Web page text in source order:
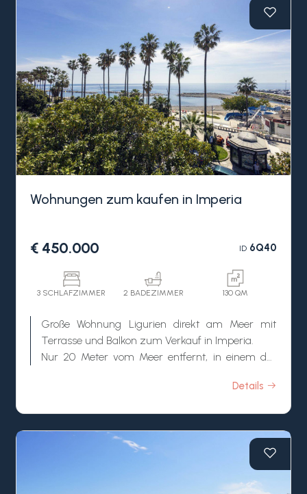
Wohnungen zum kaufen in Imperia
€ 450.000 ID6Q40
3 SCHLAFZIMMER 2 BADEZIMMER 130 QM
Große Wohnung Ligurien direkt am Meer mit
Terrasse und Balkon zum Verkauf in Imperia.
Nur 20 Meter vom Meer entfernt, in einem der
Cuneo" mit den besten Restaurants und „Borgo
Wohnung Ligurien mit Terrasse am Meer zum
Diese zum Verkauf stehende Wohnung Ligurien in
Imperia befindet sich in einer der besten Lagen
Details